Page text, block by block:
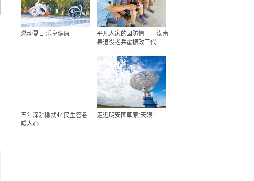
燃动夏日 乐享健康
平凡人家的国防情——汝南
县退役老兵霍振政三代
五年深耕稳就业 民生答卷
暖人心
走近明安图草原“天眼”